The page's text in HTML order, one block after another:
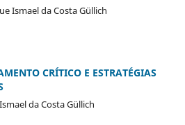
Ismael da Costa Güllich
CRÍTICO E ESTRATÉGIAS
da Costa Güllich